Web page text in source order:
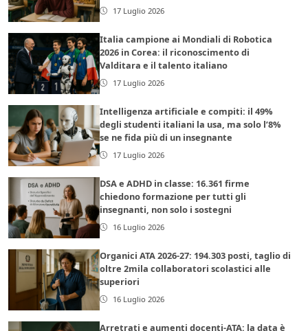
17 Luglio 2026
Italia campione ai Mondiali di Robotica
2026 in Corea: il riconoscimento di
Valditara e il talento italiano
17 Luglio 2026
Intelligenza artificiale e compiti: il 49%
degli studenti italiani la usa, ma solo l’8%
se ne fida più di un insegnante
17 Luglio 2026
DSA e ADHD in classe: 16.361 firme
chiedono formazione per tutti gli
insegnanti, non solo i sostegni
16 Luglio 2026
Organici ATA 2026-27: 194.303 posti, taglio di
oltre 2mila collaboratori scolastici alle
superiori
16 Luglio 2026
Arretrati e aumenti docenti-ATA: la data è